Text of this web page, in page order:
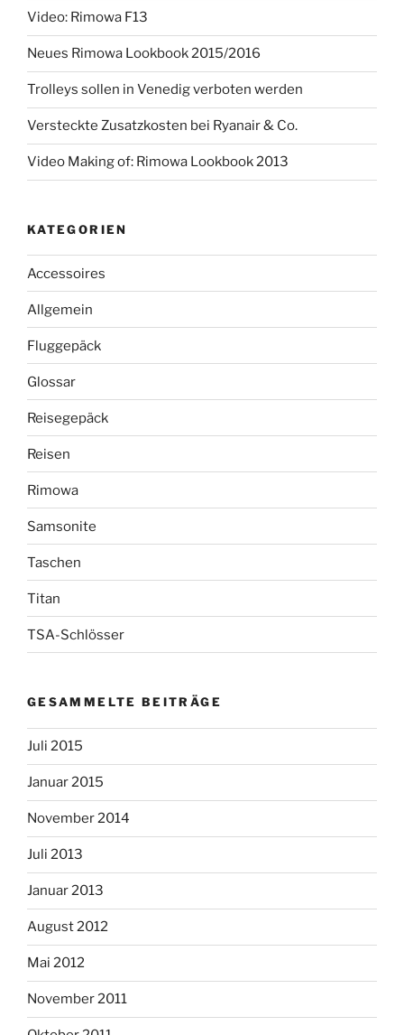
Video: Rimowa F13
Neues Rimowa Lookbook 2015/2016
Trolleys sollen in Venedig verboten werden
Versteckte Zusatzkosten bei Ryanair & Co.
Video Making of: Rimowa Lookbook 2013
KATEGORIEN
Accessoires
Allgemein
Fluggepäck
Glossar
Reisegepäck
Reisen
Rimowa
Samsonite
Taschen
Titan
TSA-Schlösser
GESAMMELTE BEITRÄGE
Juli 2015
Januar 2015
November 2014
Juli 2013
Januar 2013
August 2012
Mai 2012
November 2011